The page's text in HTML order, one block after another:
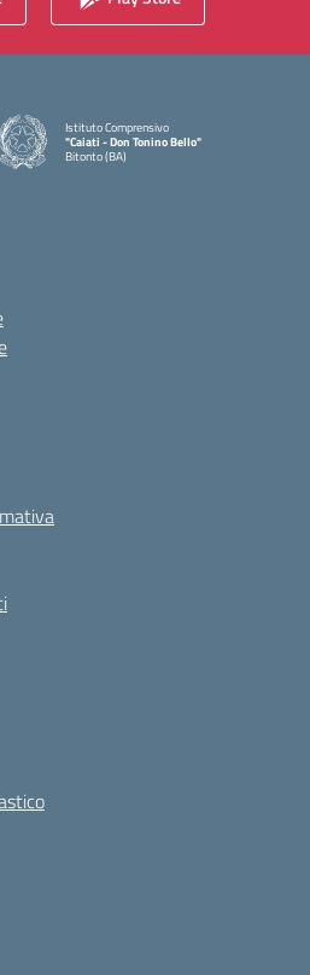
Istituto Comprensivo
"Caiati - Don Tonino Bello"
Bitonto (BA)